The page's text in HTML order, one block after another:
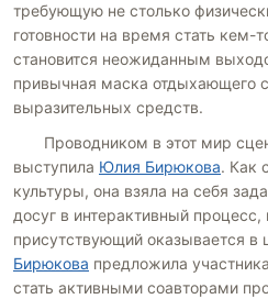
требующую не столько
готовности на время стать кем-
становится неожиданным
привычная маска отдыхающего
выразительных средств.
Проводником в этот мир
выступила Юлия Бирюкова. Как
культуры, она взяла на себя
досуг в интерактивный
присутствующий оказывается в
Бирюкова предложила
стать активными соавторами